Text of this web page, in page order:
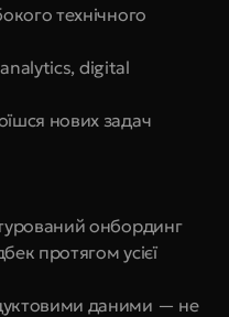
технічного
digital
нових задач
онбординг
протягом усієї
даними — не